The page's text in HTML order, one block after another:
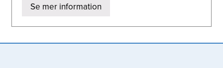
Se mer information